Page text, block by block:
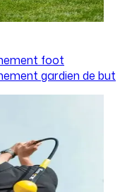
foot
gardien de but